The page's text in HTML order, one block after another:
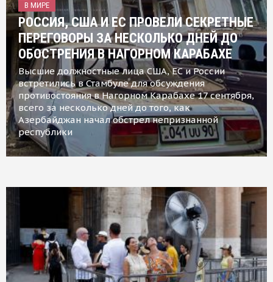
В МИРЕ
РОССИЯ, США И ЕС ПРОВЕЛИ СЕКРЕТНЫЕ
ПЕРЕГОВОРЫ ЗА НЕСКОЛЬКО ДНЕЙ ДО
ОБОСТРЕНИЯ В НАГОРНОМ КАРАБАХЕ
Высшие должностные лица США, ЕС и России
встретились в Стамбуле для обсуждения
противостояния в Нагорном Карабахе 17 сентября,
всего за несколько дней до того, как
Азербайджан начал обстрел непризнанной
республики